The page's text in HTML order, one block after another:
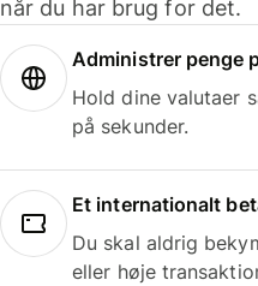
når du har brug for det.
Administrer penge
Hold dine valutaer
på sekunder.
Et internationalt
Du skal aldrig
eller høje